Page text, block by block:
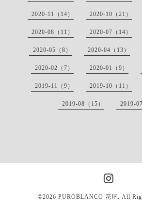
2020-11（14） 2020-10（21）
2020-08（11） 2020-07（14）
2020-05（8） 2020-04（13）
2020-02（7） 2020-01（9）
2019-11（9） 2019-10（11）
2019-08（15） 2019-
©2026 PUROBLANCO 花屋 . All